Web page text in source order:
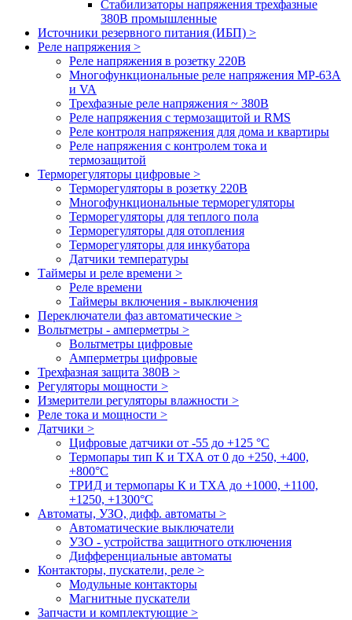
Стабилизаторы напряжения трехфазные
380В промышленные
Источники резервного питания (ИБП) >
Реле напряжения >
Реле напряжения в розетку 220В
Многофункциональные реле напряжения МР-63А
и VA
Трехфазные реле напряжения ~ 380В
Реле напряжения с термозащитой и RMS
Реле контроля напряжения для дома и квартиры
Реле напряжения с контролем тока и
термозащитой
Терморегуляторы цифровые >
Терморегуляторы в розетку 220В
Многофункциональные терморегуляторы
Терморегуляторы для теплого пола
Терморегуляторы для отопления
Терморегуляторы для инкубатора
Датчики температуры
Таймеры и реле времени >
Реле времени
Таймеры включения - выключения
Переключатели фаз автоматические >
Вольтметры - амперметры >
Вольтметры цифровые
Амперметры цифровые
Трехфазная защита 380В >
Регуляторы мощности >
Измерители регуляторы влажности >
Реле тока и мощности >
Датчики >
Цифровые датчики от -55 до +125 °С
Термопары тип К и ТХА от 0 до +250, +400,
+800°C
ТРИД и термопары К и ТХА до +1000, +1100,
+1250, +1300°C
Автоматы, УЗО, дифф. автоматы >
Автоматические выключатели
УЗО - устройства защитного отключения
Дифференциальные автоматы
Контакторы, пускатели, реле >
Модульные контакторы
Магнитные пускатели
Запчасти и комплектующие >